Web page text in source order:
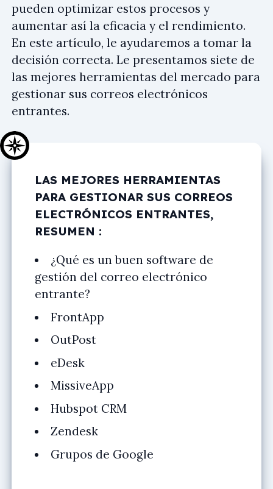
pueden optimizar estos procesos y
aumentar así la eficacia y el rendimiento.
En este artículo, le ayudaremos a tomar la
decisión correcta. Le presentamos siete de
las mejores herramientas del mercado para
gestionar sus correos electrónicos
entrantes.
LAS MEJORES HERRAMIENTAS
PARA GESTIONAR SUS CORREOS
ELECTRÓNICOS ENTRANTES,
RESUMEN :
¿Qué es un buen software de
gestión del correo electrónico
entrante?
FrontApp
OutPost
eDesk
MissiveApp
Hubspot CRM
Zendesk
Grupos de Google